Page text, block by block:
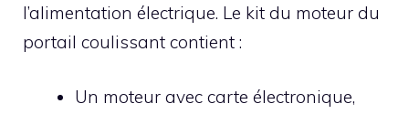
l’alimentation électrique. Le kit du moteur du
portail coulissant contient :
Un moteur avec carte électronique,